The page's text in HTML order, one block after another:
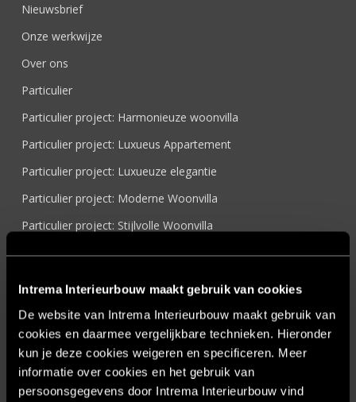
Intrema Interieurbouw maakt gebruik van cookies
De website van Intrema Interieurbouw maakt gebruik van
cookies en daarmee vergelijkbare technieken. Hieronder
kun je deze cookies weigeren en specificeren. Meer
informatie over cookies en het gebruik van
persoonsgegevens door Intrema Interieurbouw vind
Nieuwsbrief
Onze werkwijze
Over ons
Particulier
Particulier project: Harmonieuze woonvilla
Particulier project: Luxueus Appartement
Particulier project: Luxueuze elegantie
Particulier project: Moderne Woonvilla
Particulier project: Stijlvolle Woonvilla
Particulier project: Woonvilla met exclusief maatwerk
Referenties
Samenwerken
Sensire
Showroom